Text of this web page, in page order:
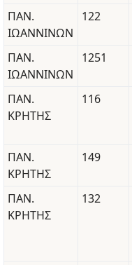
ΠΑΝ.
ΙΩΑΝΝΙΝΩΝ
122
ΠΑΝ.
ΙΩΑΝΝΙΝΩΝ
1251
ΠΑΝ.
ΚΡΗΤΗΣ
116
ΠΑΝ.
ΚΡΗΤΗΣ
149
ΠΑΝ.
ΚΡΗΤΗΣ
132